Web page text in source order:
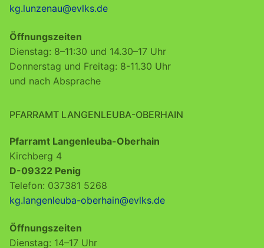
kg.lunzenau@evlks.de
Öffnungszeiten
Dienstag: 8–11:30 und 14.30–17 Uhr
Donnerstag und Freitag: 8-11.30 Uhr
und nach Absprache
PFARRAMT LANGENLEUBA-OBERHAIN
Pfarramt Langenleuba-Oberhain
Kirchberg 4
D-09322 Penig
Telefon: 037381 5268
kg.langenleuba-oberhain@evlks.de
Öffnungszeiten
Dienstag: 14–17 Uhr